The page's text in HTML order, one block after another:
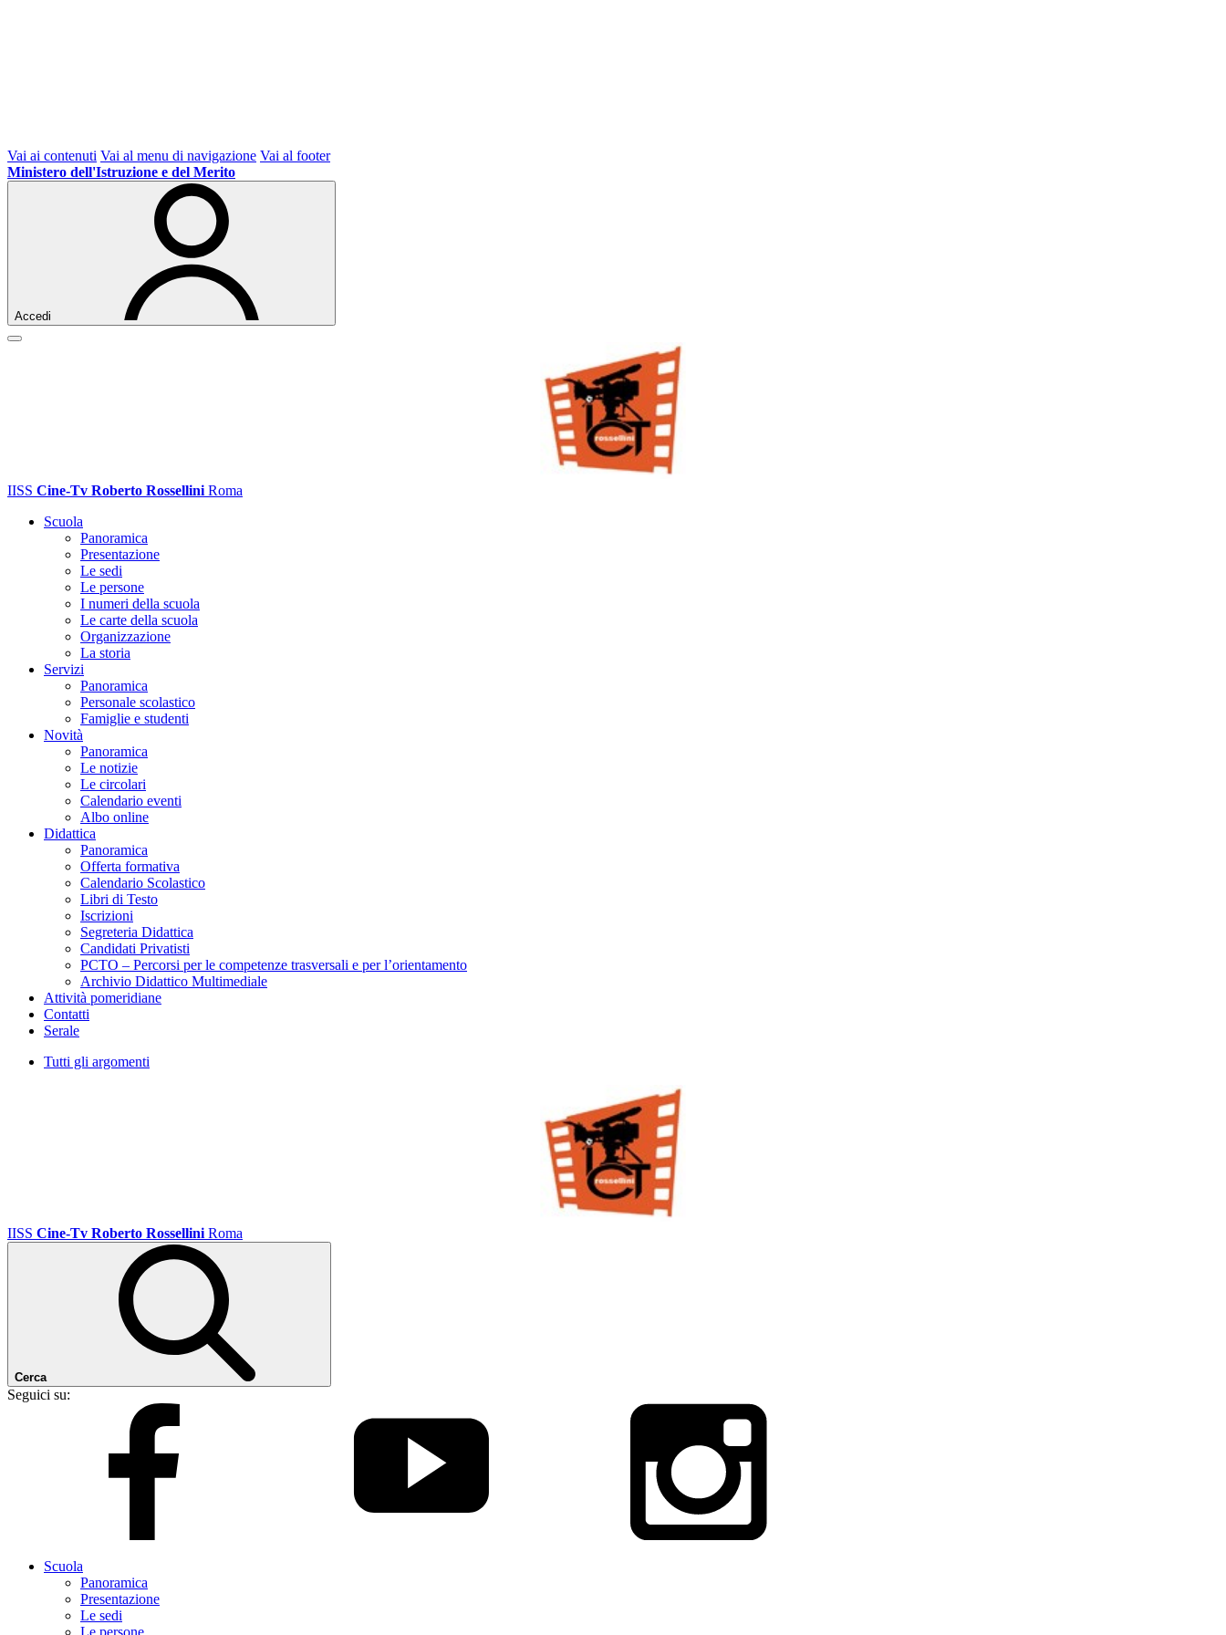
Vai ai contenuti Vai al menu di navigazione Vai al footer
Ministero dell'Istruzione e del Merito
Accedi
IISS Cine-Tv Roberto Rossellini Roma
Scuola
Panoramica
Presentazione
Le sedi
Le persone
I numeri della scuola
Le carte della scuola
Organizzazione
La storia
Servizi
Panoramica
Personale scolastico
Famiglie e studenti
Novità
Panoramica
Le notizie
Le circolari
Calendario eventi
Albo online
Didattica
Panoramica
Offerta formativa
Calendario Scolastico
Libri di Testo
Iscrizioni
Segreteria Didattica
Candidati Privatisti
PCTO – Percorsi per le competenze trasversali e per l’orientamento
Archivio Didattico Multimediale
Attività pomeridiane
Contatti
Serale
Tutti gli argomenti
IISS Cine-Tv Roberto Rossellini Roma
Cerca
Seguici su:
Scuola
Panoramica
Presentazione
Le sedi
Le persone